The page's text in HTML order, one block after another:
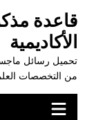
المحتوى
قاعدة
الأكاديمية
من التخصصات